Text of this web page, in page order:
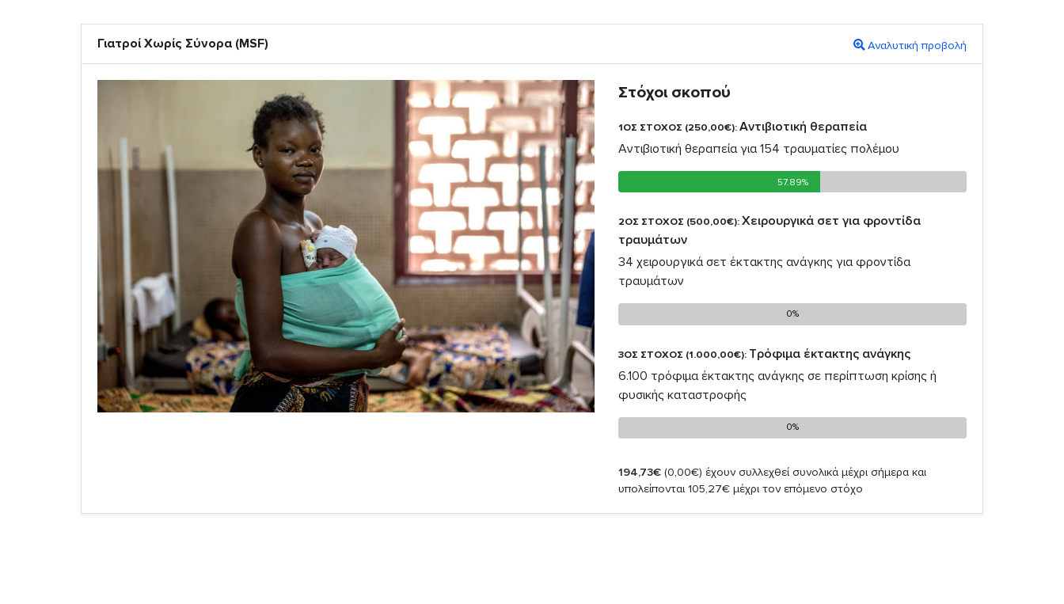
Γιατροί Χωρίς Σύνορα (MSF) Αναλυτική προβολή
Στόχοι σκοπού
1ΟΣ ΣΤΟΧΟΣ (250,00€):Αντιβιοτική θεραπεία
Αντιβιοτική θεραπεία για 154 τραυματίες πολέμου
57.89%
57.89%
2ΟΣ ΣΤΟΧΟΣ (500,00€):Χειρουργικά σετ για φροντίδα
τραυμάτων
34 χειρουργικά σετ έκτακτης ανάγκης για φροντίδα
τραυμάτων
0%
0%
3ΟΣ ΣΤΟΧΟΣ (1.000,00€): Τρόφιμα έκτακτης ανάγκης
6.100 τρόφιμα έκτακτης ανάγκης σε περίπτωση κρίσης ή
φυσικής καταστροφής
0%
0%
194,73€ (0,00€) έχουν συλλεχθεί συνολικά μέχρι σήμερα και
υπολείπονται 105,27€ μέχρι τον επόμενο στόχο